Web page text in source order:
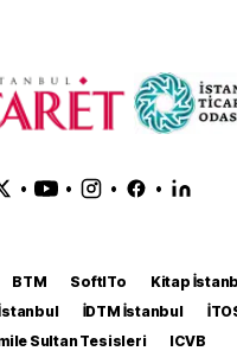
• • • •
BTM SoftITo
Kitap
İDTM İstanbul
Sultan Tesisleri
ICVB